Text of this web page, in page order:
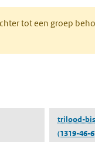
tot een groep
trilood-
(1319-46-